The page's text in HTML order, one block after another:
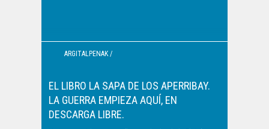
ARGITALPENAK /
EL LIBRO LA SAPA DE LOS APERRIBAY.
LA GUERRA EMPIEZA AQUÍ, EN
DESCARGA LIBRE.